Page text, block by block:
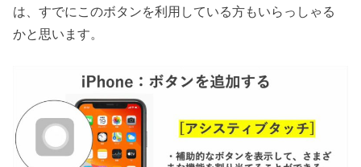
は、すでにこのボタンを利用している方もいらっしゃる
かと思います。